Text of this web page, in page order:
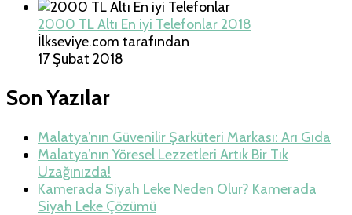
2000 TL Altı En iyi Telefonlar 2018
İlkseviye.com tarafından
17 Şubat 2018
Son Yazılar
Malatya’nın Güvenilir Şarküteri Markası: Arı Gıda
Malatya’nın Yöresel Lezzetleri Artık Bir Tık
Uzağınızda!
Kamerada Siyah Leke Neden Olur? Kamerada
Siyah Leke Çözümü